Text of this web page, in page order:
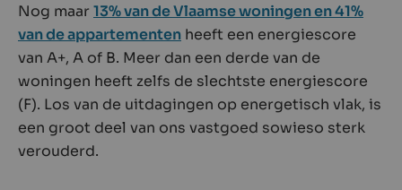
Nog maar 13% van de Vlaamse woningen en 41%
van de appartementen heeft een energiescore
van A+, A of B. Meer dan een derde van de
woningen heeft zelfs de slechtste energiescore
(F). Los van de uitdagingen op energetisch vlak, is
een groot deel van ons vastgoed sowieso sterk
verouderd.